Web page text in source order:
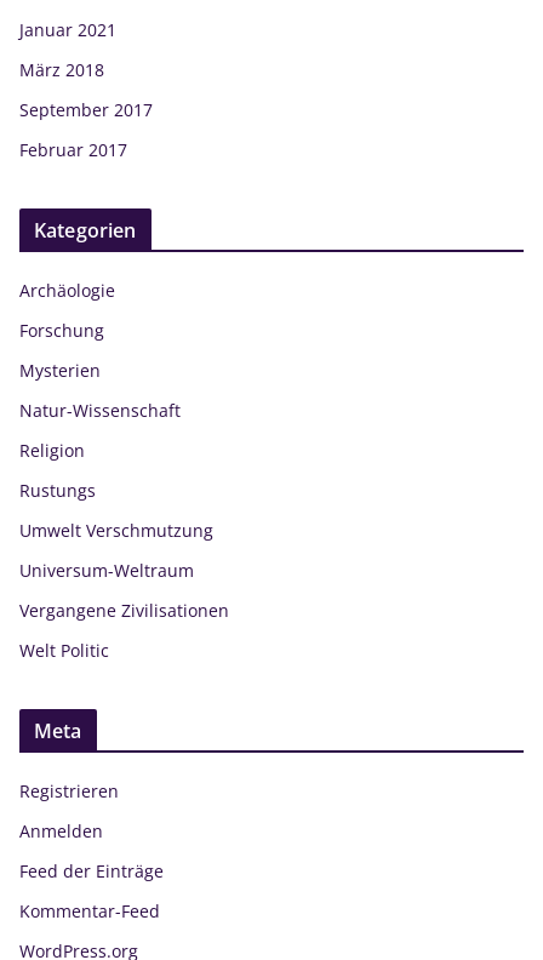
Januar 2021
März 2018
September 2017
Februar 2017
Kategorien
Archäologie
Forschung
Mysterien
Natur-Wissenschaft
Religion
Rustungs
Umwelt Verschmutzung
Universum-Weltraum
Vergangene Zivilisationen
Welt Politic
Meta
Registrieren
Anmelden
Feed der Einträge
Kommentar-Feed
WordPress.org